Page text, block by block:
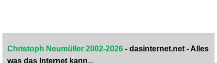
Christoph Neumüller 2002-2026 - dasinternet.net - Alles
was das Internet kann...